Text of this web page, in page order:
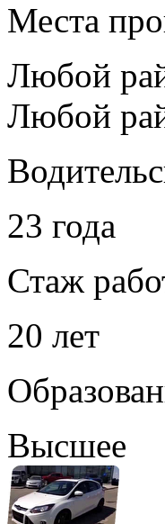
Места
Любой
Любой
23 года
Стаж
20 лет
Высшее